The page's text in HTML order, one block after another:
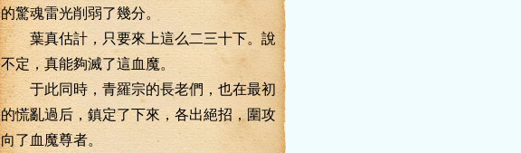
的驚魂雷光削弱了幾分。
葉真估計，只要來上這么二三十下。說
不定，真能夠滅了這血魔。
于此同時，青羅宗的長老們，也在最初
的慌亂過后，鎮定了下來，各出絕招，圍攻
向了血魔尊者。